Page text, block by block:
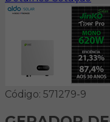
Código: 571279-9